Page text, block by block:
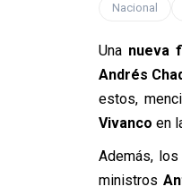
Nacional
Unanueva
Andrés
estos,
Vivanco en
Además,
ministros